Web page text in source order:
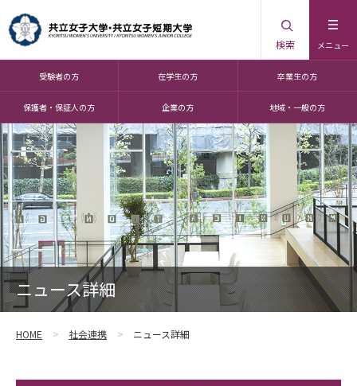
メニュー
検索
受験者の方 在学生の方 卒業生の方
保護者・保証人の方 企業の方 地域・一般の方
ニュース詳細
HOME 社会連携 ニュース詳細